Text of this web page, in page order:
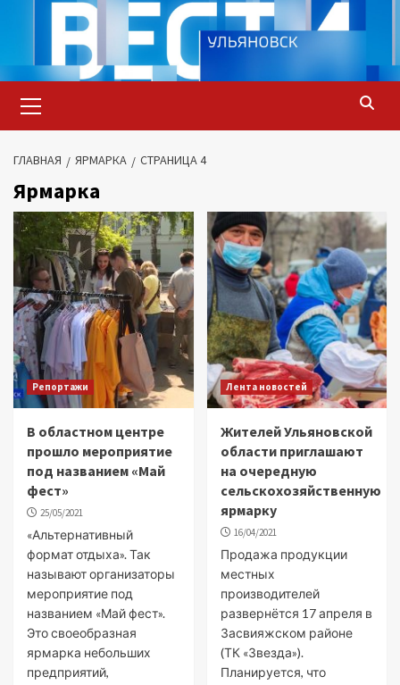
содержимому
меню
ГЛАВНАЯ ЯРМАРКА СТРАНИЦА 4
Ярмарка
Репортажи
В областном центре
прошло мероприятие
под названием «Май
фест»
25/05/2021
«Альтернативный
формат отдыха». Так
называют организаторы
мероприятие под
названием «Май фест».
Это своеобразная
ярмарка небольших
предприятий,
Лента новостей
Жителей Ульяновской
области приглашают
на очередную
сельскохозяйственную
ярмарку
16/04/2021
Продажа продукции
местных
производителей
развернётся 17 апреля в
Засвияжском районе
(ТК «Звезда»).
Планируется, что